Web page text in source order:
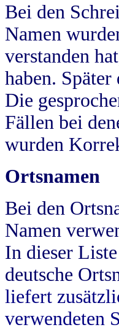
Bei den
Namen
verstanden
haben.
Die
Fällen bei
wurden
Ortsnamen
Bei den
Namen
In dieser
deutsche
liefert
verwendeten